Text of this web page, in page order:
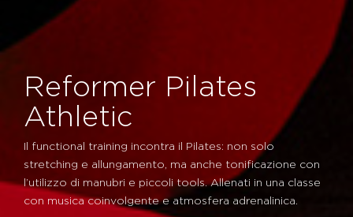
Reformer Pilates
Athletic
Il functional training incontra il Pilates: non solo
stretching e allungamento, ma anche tonificazione con
l’utilizzo di manubri e piccoli tools. Allenati in una classe
con musica coinvolgente e atmosfera adrenalinica.